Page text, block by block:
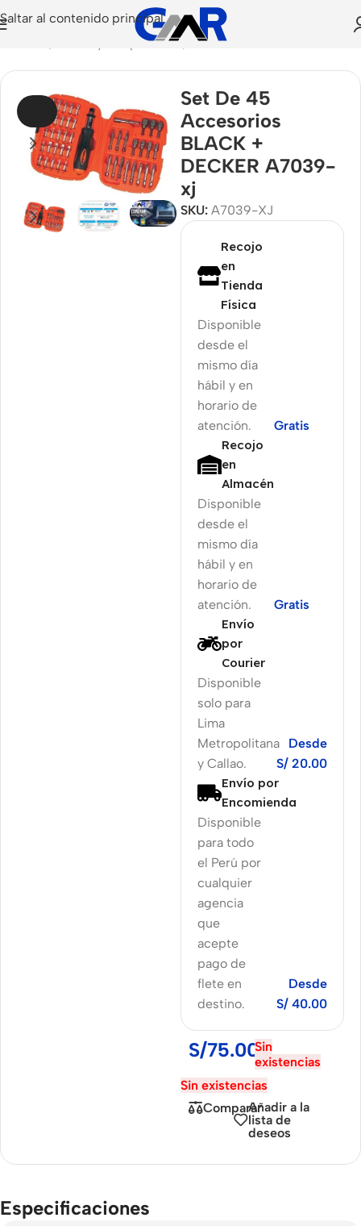
Saltar al contenido principal
Puntas y Adaptadores Puntas de Destornillador
Set De 45
Accesorios
BLACK +
DECKER A7039-
xj
SKU: A7039-XJ
Recojo
en
Tienda
Física
Disponible
desde el
mismo día
hábil y en
horario de
atención.
Gratis
Recojo
en
Almacén
Disponible
desde el
mismo día
hábil y en
horario de
atención.
Gratis
Envío
por
Courier
Disponible
solo para
Lima
Metropolitana
y Callao.
Desde
S/ 20.00
Envío por
Encomienda
Disponible
para todo
el Perú por
cualquier
agencia
que
acepte
pago de
flete en
destino.
Desde
S/ 40.00
S/75.00Sin
existencias
Sin existencias
CompararAñadir a la
lista de
deseos
Especificaciones